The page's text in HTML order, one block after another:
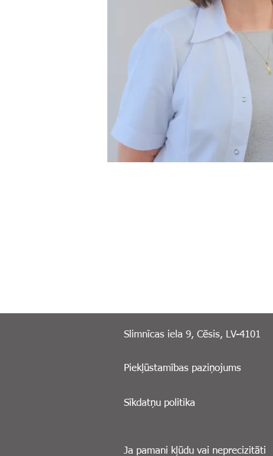
Slimnīcas iela 9, Cēsis, LV-4101
Piekļūstamības paziņojums
Sīkdatņu politika
Ja pamani kļūdu vai neprecizitāti